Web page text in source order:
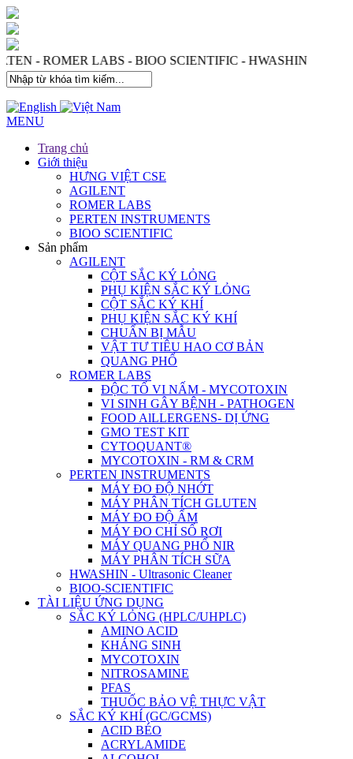
- ROMER LABS - BIOO SCIENTIFIC - HWASHIN
MENU
Trang chủ
Giới thiệu
HƯNG VIỆT CSE
AGILENT
ROMER LABS
PERTEN INSTRUMENTS
BIOO SCIENTIFIC
Sản phẩm
AGILENT
CỘT SẮC KÝ LỎNG
PHỤ KIỆN SẮC KÝ LỎNG
CỘT SẮC KÝ KHÍ
PHỤ KIỆN SẮC KÝ KHÍ
CHUẨN BỊ MẪU
VẬT TƯ TIÊU HAO CƠ BẢN
QUANG PHỔ
ROMER LABS
ĐỘC TỐ VI NẤM - MYCOTOXIN
VI SINH GÂY BỆNH - PATHOGEN
FOOD AlLLERGENS- DỊ ỨNG
GMO TEST KIT
CYTOQUANT®
MYCOTOXIN - RM & CRM
PERTEN INSTRUMENTS
MÁY ĐO ĐỘ NHỚT
MÁY PHÂN TÍCH GLUTEN
MÁY ĐO ĐỘ ẨM
MÁY ĐO CHỈ SỐ RƠI
MÁY QUANG PHỔ NIR
MÁY PHÂN TÍCH SỮA
HWASHIN - Ultrasonic Cleaner
BIOO-SCIENTIFIC
TÀI LIỆU ỨNG DỤNG
SẮC KÝ LỎNG (HPLC/UHPLC)
AMINO ACID
KHÁNG SINH
MYCOTOXIN
NITROSAMINE
PFAS
THUỐC BẢO VỆ THỰC VẬT
SẮC KÝ KHÍ (GC/GCMS)
ACID BÉO
ACRYLAMIDE